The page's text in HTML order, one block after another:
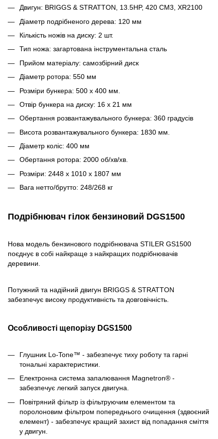
Двигун: BRIGGS & STRATTON, 13.5HP, 420 CM3, XR2100
Діаметр подрібненого дерева: 120 мм
Кількість ножів на диску: 2 шт.
Тип ножа: загартована інструментальна сталь
Прийом матеріалу: самозбірний диск
Діаметр ротора: 550 мм
Розміри бункера: 500 х 400 мм.
Отвір бункера на диску: 16 x 21 мм
Обертання розвантажувального бункера: 360 градусів
Висота розвантажувального бункера: 1830 мм.
Діаметр коліс: 400 мм
Обертання ротора: 2000 об/хв/хв.
Розміри: 2448 x 1010 x 1807 мм
Вага нетто/брутто: 248/268 кг
Подрібнювач гілок бензиновий DGS1500
Нова модель бензинового подрібнювача STILER GS1500
поєднує в собі найкраще з найкращих подрібнювачів
деревини.
Потужний та надійний двигун BRIGGS & STRATTON
забезпечує високу продуктивність та довговічність.
Особливості щепорізу DGS1500
Глушник Lo-Tone™ - забезпечує тиху роботу та гарні
тональні характеристики.
Електронна система запалювання Magnetron® -
забезпечує легкий запуск двигуна.
Повітряний фільтр із фільтруючим елементом та
поролоновим фільтром попереднього очищення (здвоєний
елемент) - забезпечує кращий захист від попадання сміття
у двигун.